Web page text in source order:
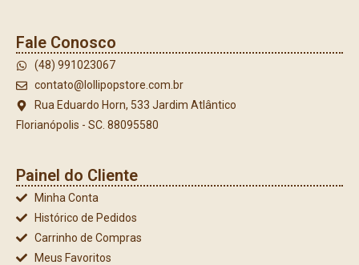
Fale Conosco
(48) 991023067
contato@lollipopstore.com.br
Rua Eduardo Horn, 533 Jardim Atlântico
Florianópolis - SC. 88095580
Painel do Cliente
Minha Conta
Histórico de Pedidos
Carrinho de Compras
Meus Favoritos